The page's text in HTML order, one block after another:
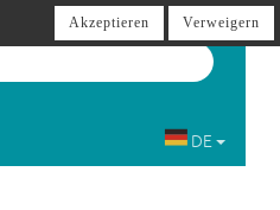
DE
Akzeptieren Verweigern